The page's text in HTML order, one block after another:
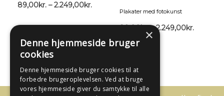
89,00kr. – 2.249,00kr.
Plakater med fotokunst
89,00kr. – 2.249,00kr.
×
Denne hjemmeside bruger
cookies
Denne hjemmeside bruger cookies til at
forbedre brugeroplevelsen. Ved at bruge
vores hjemmeside giver du samtykke til alle